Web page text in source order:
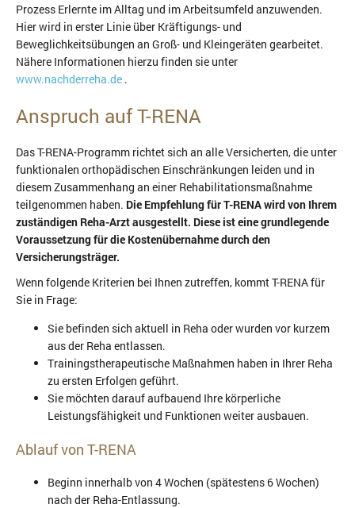
Prozess Erlernte im Alltag und im Arbeitsumfeld anzuwenden.
Hier wird in erster Linie über Kräftigungs- und
Beweglichkeitsübungen an Groß- und Kleingeräten gearbeitet.
Nähere Informationen hierzu finden sie unter
www.nachderreha.de .
Anspruch auf T-RENA
Das T-RENA-Programm richtet sich an alle Versicherten, die unter
funktionalen orthopädischen Einschränkungen leiden und in
diesem Zusammenhang an einer Rehabilitationsmaßnahme
teilgenommen haben. Die Empfehlung für T-RENA wird von Ihrem
zuständigen Reha-Arzt ausgestellt. Diese ist eine grundlegende
Voraussetzung für die Kostenübernahme durch den
Versicherungsträger.
Wenn folgende Kriterien bei Ihnen zutreffen, kommt T-RENA für
Sie in Frage:
Sie befinden sich aktuell in Reha oder wurden vor kurzem
aus der Reha entlassen.
Trainingstherapeutische Maßnahmen haben in Ihrer Reha
zu ersten Erfolgen geführt.
Sie möchten darauf aufbauend Ihre körperliche
Leistungsfähigkeit und Funktionen weiter ausbauen.
Ablauf von T-RENA
Beginn innerhalb von 4 Wochen (spätestens 6 Wochen)
nach der Reha-Entlassung.